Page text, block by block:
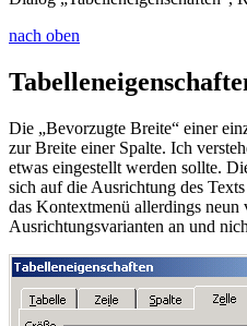
nach oben
Die „Bevorzugte Breite“ einer
zur Breite einer Spalte. Ich
etwas eingestellt werden sollte.
sich auf die Ausrichtung des
das Kontextmenü allerdings neun
Ausrichtungsvarianten an und